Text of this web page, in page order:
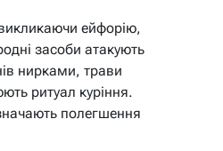
ейфорію,
засоби атакують
нирками, трави
ритуал куріння.
полегшення